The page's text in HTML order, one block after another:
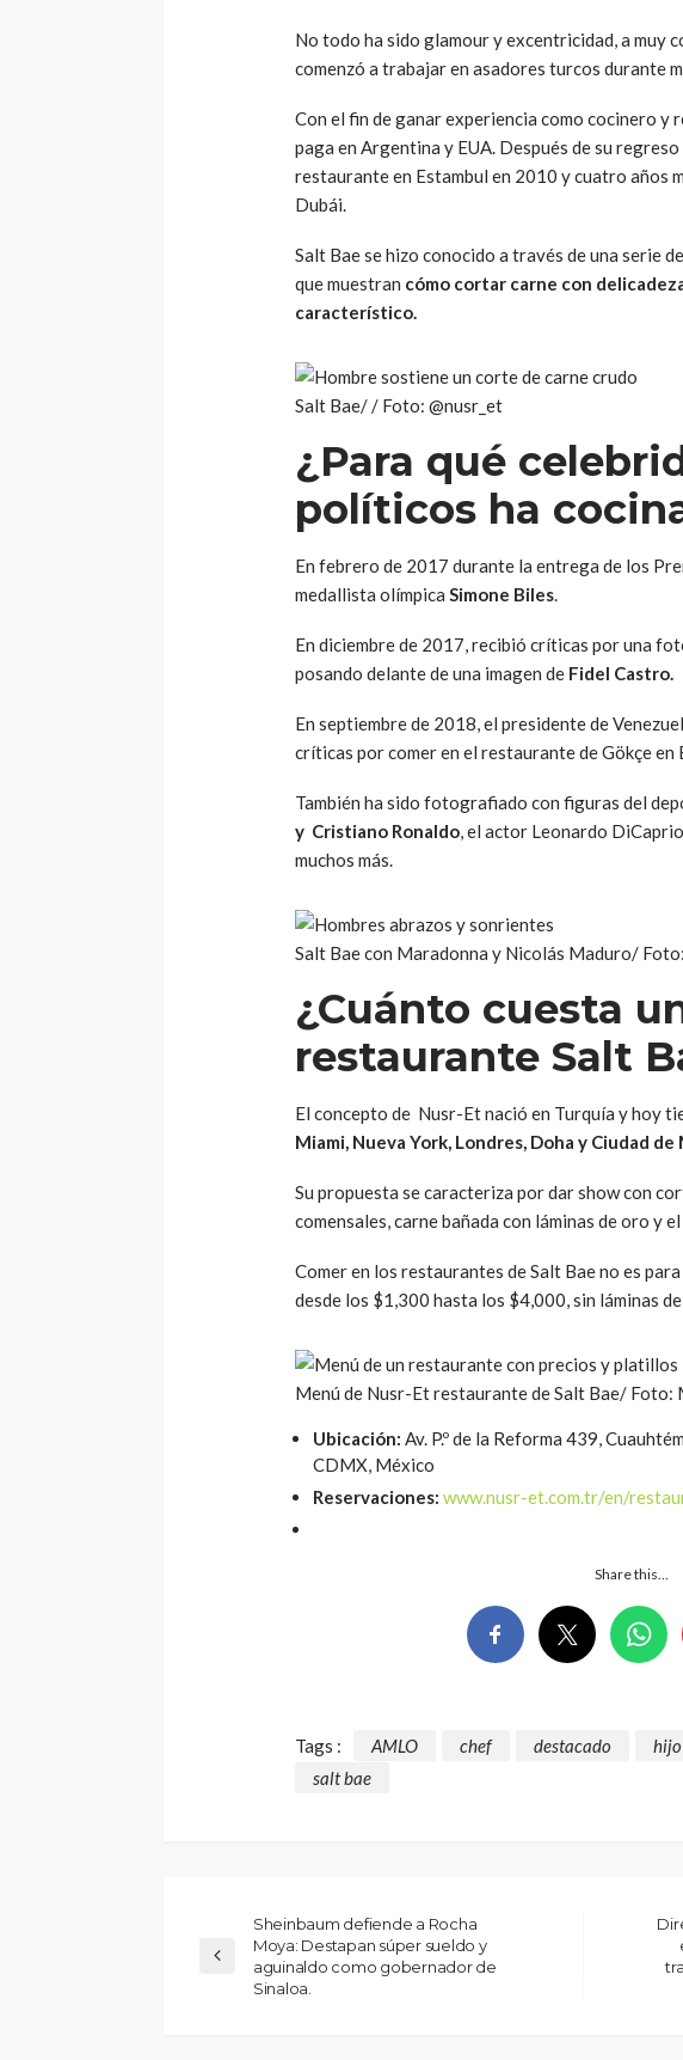
No todo ha sido glamour y excentricidad, a muy
comenzó a trabajar en asadores turcos durante
Con el fin de ganar experiencia como cocinero y
paga en Argentina y EUA. Después de su
restaurante en Estambul en 2010 y cuatro años
Dubái.
Salt Bae se hizo conocido a través de una serie
que muestran cómo cortar carne con
característico.
Salt Bae/ / Foto: @nusr_et
¿Para qué
políticos ha
En febrero de 2017 durante la entrega de los
medallista olímpica Simone Biles.
En diciembre de 2017, recibió críticas por una
posando delante de una imagen de Fidel Castro.
En septiembre de 2018, el presidente de
críticas por comer en el restaurante de Gökçe en
También ha sido fotografiado con figuras del
y Cristiano Ronaldo, el actor Leonardo
muchos más.
Salt Bae con Maradonna y Nicolás Maduro/
¿Cuánto cuesta
restaurante Salt
El concepto de Nusr-Et nació en Turquía y hoy
Miami, Nueva York, Londres, Doha y Ciudad de
Su propuesta se caracteriza por dar show con
comensales, carne bañada con láminas de oro y
Comer en los restaurantes de Salt Bae no es
desde los $1,300 hasta los $4,000, sin láminas
Menú de Nusr-Et restaurante de Salt Bae/ Foto:
Ubicación: Av. P.º de la Reforma 439,
CDMX, México
Reservaciones: www.nusr-et.com.tr/en/
Share this…
Tags : AMLO chef destacado
salt bae
Sheinbaum defiende a Rocha
Moya: Destapan súper sueldo y
aguinaldo como gobernador de
Sinaloa.